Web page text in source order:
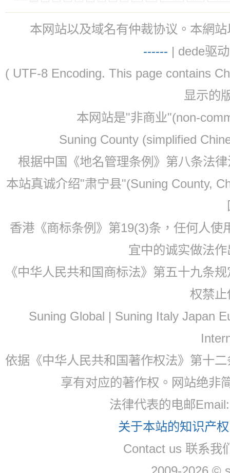
本网站以及域名有仲裁协议。本網
------ | dede驱
( UTF-8 Encoding. This page contains
显示的
本网站是"非商业"(non-
Suning County (simplified
根据中国《地名管理条例》第八条法
本站真诚介绍"肃宁县"(Suning County,
香港《商标条例》第19(3)条，任何人
宜中的诚实做法
《中华人民共和国商标法》第五十九条
权禁
Suning Global | Suning Italy Japan
依据《中华人民共和国著作权法》第十
享有对应的著作权。网站绝非
法律代表的电邮
关于本站的知识产
Contact us 联系我